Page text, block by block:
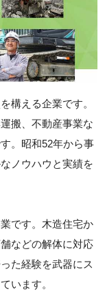
構える企業です。
搬、不動産事業な
。昭和52年から事
ノウハウと実績を
です。木造住宅か
などの解体に対応
た経験を武器にス
います。